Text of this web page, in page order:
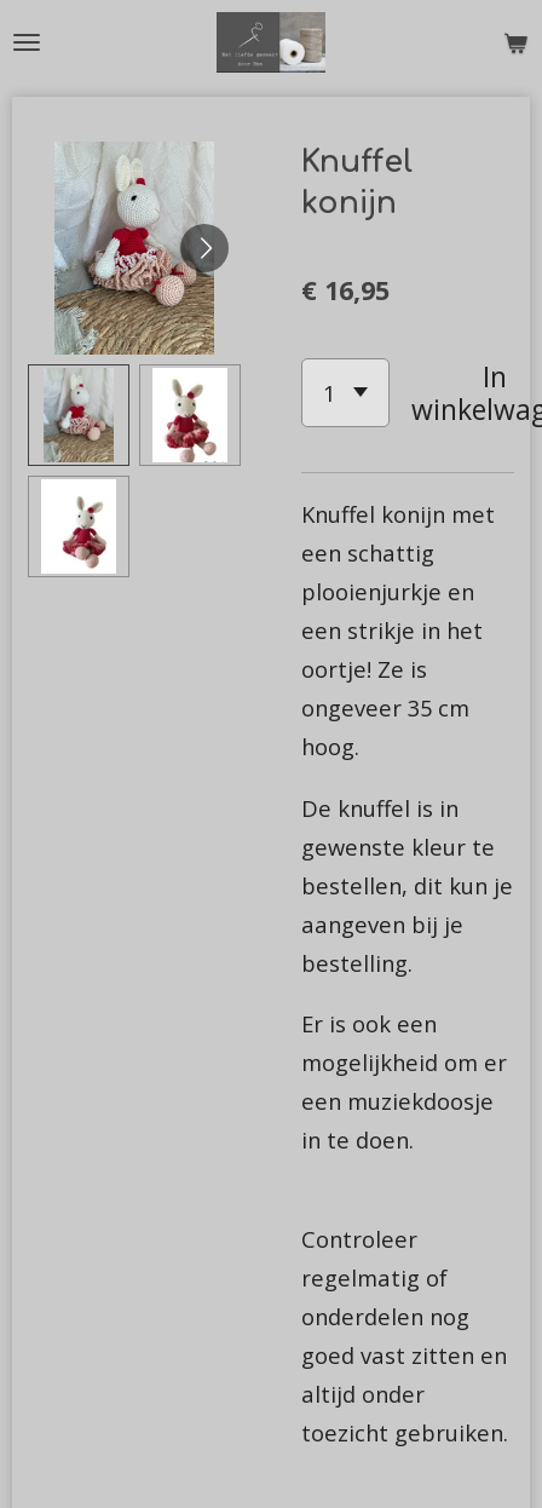
Ga
hoofdinhoud
Knuffel
konijn
€ 16,95
In
Knuffel konijn met
een schattig
plooienjurkje en
een strikje in het
oortje! Ze is
ongeveer 35 cm
hoog.
De knuffel is in
gewenste kleur te
bestellen, dit kun je
aangeven bij je
bestelling.
Er is ook een
mogelijkheid om er
een muziekdoosje
in te doen.
Controleer
regelmatig of
onderdelen nog
goed vast zitten en
altijd onder
toezicht gebruiken.